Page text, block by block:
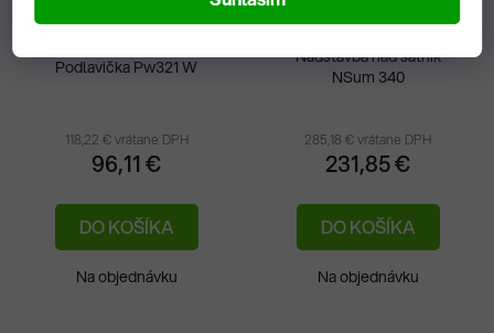
Podlavička Pw321 W
118,22 € vrátane DPH
96,11 €
DO KOŠÍKA
Na objednávku
Nadstavba nad šatník
NSum 340
285,18 € vrátane DPH
231,85 €
DO KOŠÍKA
Na objednávku